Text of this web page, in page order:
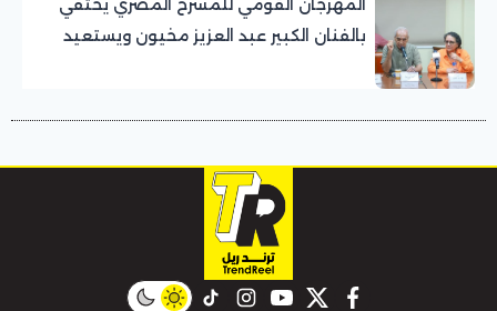
المهرجان القومي للمسرح المصري يحتفي
بالفنان الكبير عبد العزيز مخيون ويستعيد
facebook
twitter
youtube
instagram
tiktok